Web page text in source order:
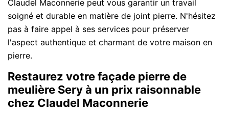
Claudel Maconnerie peut vous garantir un travail
soigné et durable en matière de joint pierre. N'hésitez
pas à faire appel à ses services pour préserver
l'aspect authentique et charmant de votre maison en
pierre.
Restaurez votre façade pierre de
meulière Sery à un prix raisonnable
chez Claudel Maconnerie